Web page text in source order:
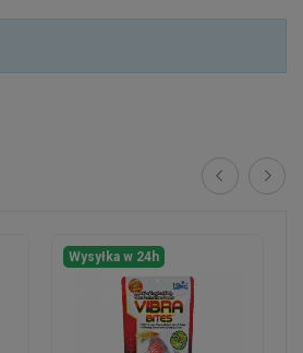
Wysyłka w 24h